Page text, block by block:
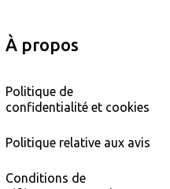
À propos
Politique de
confidentialité et cookies
Politique relative aux avis
Conditions de